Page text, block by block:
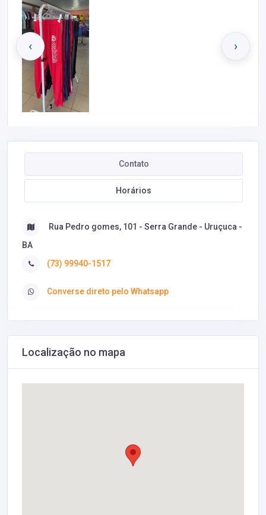
‹ ›
Contato
Horários
Rua Pedro gomes, 101 - Serra Grande - Uruçuca -
BA
(73) 99940-1517
Converse direto pelo Whatsapp
Localização no mapa